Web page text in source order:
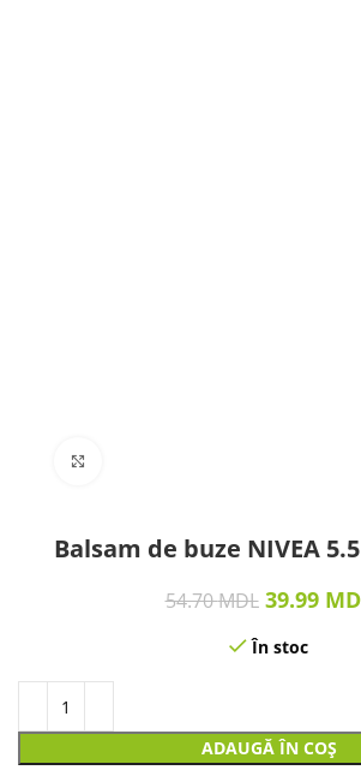
Balsam de buze NIVEA
54.70MDL 39.99
În stoc
ADAUGĂ ÎN COȘ